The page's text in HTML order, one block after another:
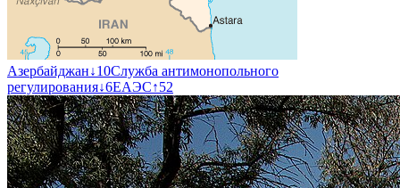
Азербайджан↓10Служба антимонопольного
регулирования↓6ЕАЭС↑52